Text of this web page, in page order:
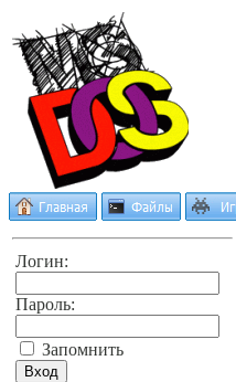
Логин:
Пароль:
Запомнить